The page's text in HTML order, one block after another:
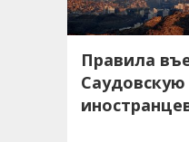
Правила